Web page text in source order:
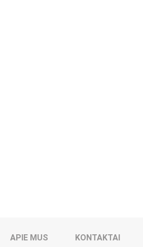
APIE MUS KONTAKTAI